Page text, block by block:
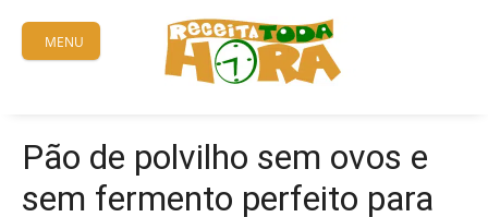
content
MENU
Pão de polvilho sem ovos e
sem fermento perfeito para